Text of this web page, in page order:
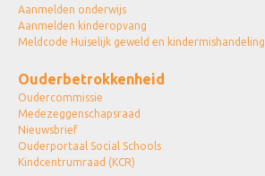
Aanmelden onderwijs
Aanmelden kinderopvang
Meldcode Huiselijk geweld en kindermishandeling
Ouderbetrokkenheid
Oudercommissie
Medezeggenschapsraad
Nieuwsbrief
Ouderportaal Social Schools
Kindcentrumraad (KCR)